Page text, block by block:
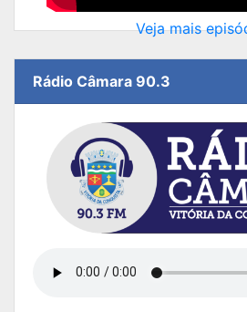
Veja mais
Rádio Câmara 90.3